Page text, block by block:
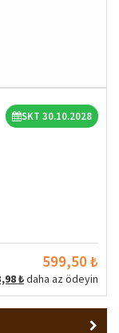
SKT 30.10.2028
599,50 ₺
₺daha az ödeyin